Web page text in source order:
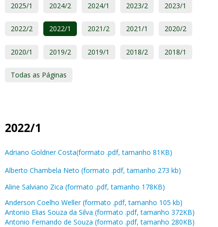
2025/1 2024/2 2024/1 2023/2 2023/1
2022/2 2022/1 2021/2 2021/1 2020/2
2020/1 2019/2 2019/1 2018/2 2018/1
Todas as Páginas
2022/1
Adriano Goldner Costa(formato .pdf, tamanho 81KB)
Alberto Chambela Neto (formato .pdf, tamanho 273 kb)
Aline Salviano Zica (formato .pdf, tamanho 178KB)
Anderson Coelho Weller (formato .pdf, tamanho 105 kb)
Antonio Elias Souza da Silva (formato .pdf, tamanho 372KB)
Antonio Fernando de Souza (formato .pdf, tamanho 280KB)